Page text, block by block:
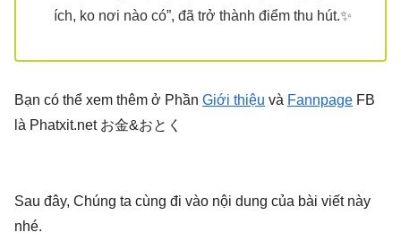
ích, ko nơi nào có”, đã trở thành điểm thu hút.✨
Bạn có thể xem thêm ở Phần Giới thiệu và Fannpage FB
là Phatxit.net お金&おとく
Sau đây, Chúng ta cùng đi vào nội dung của bài viết này
nhé.